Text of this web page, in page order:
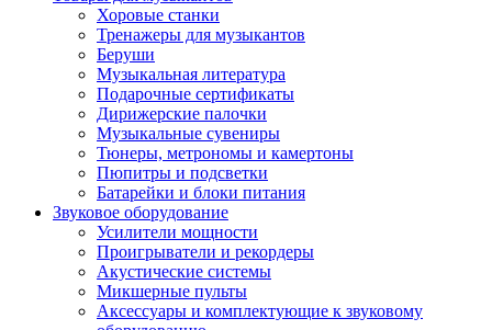
Хоровые станки
Тренажеры для музыкантов
Беруши
Музыкальная литература
Подарочные сертификаты
Дирижерские палочки
Музыкальные сувениры
Тюнеры, метрономы и камертоны
Пюпитры и подсветки
Батарейки и блоки питания
Звуковое оборудование
Усилители мощности
Проигрыватели и рекордеры
Акустические системы
Микшерные пульты
Аксессуары и комплектующие к звуковому